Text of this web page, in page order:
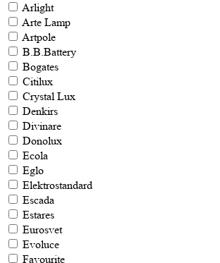
Arlight
Arte Lamp
Artpole
B.B.Battery
Bogates
Citilux
Crystal Lux
Denkirs
Divinare
Donolux
Ecola
Eglo
Elektrostandard
Escada
Estares
Eurosvet
Evoluce
Favourite